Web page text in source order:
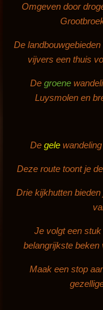
Omgeven door
De
vijvers een thuis
De groene
Luysmolen en
De gele
Deze route toont je
Drie kijkhutten
Je volgt een
belangrijkste
Maak een stop